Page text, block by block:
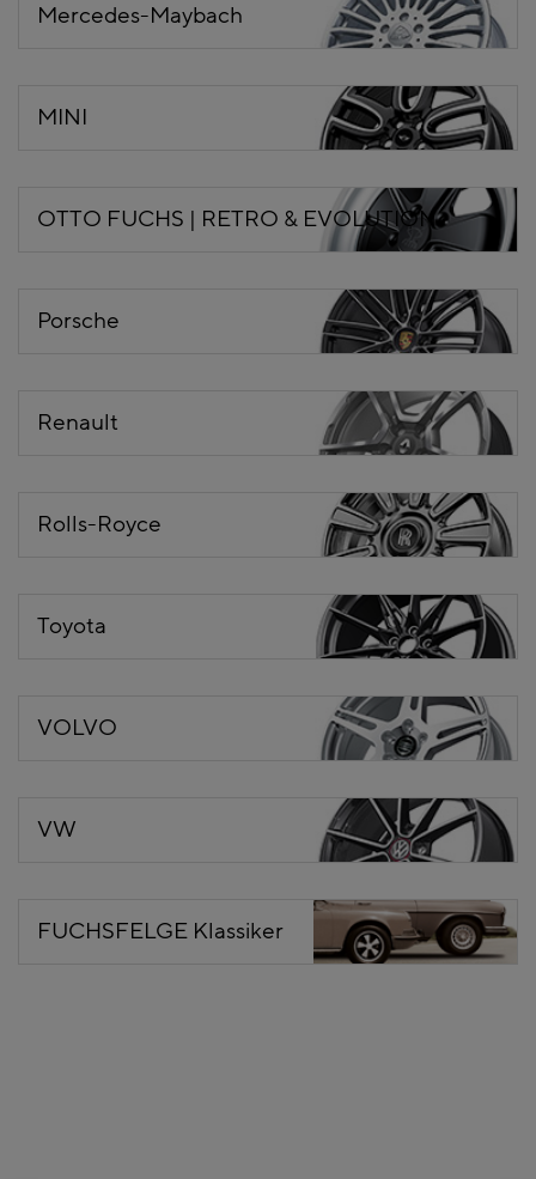
Mercedes-Maybach
MINI
OTTO FUCHS | RETRO & EVOLUTION
Porsche
Renault
Rolls-Royce
Toyota
VOLVO
VW
FUCHSFELGE Klassiker